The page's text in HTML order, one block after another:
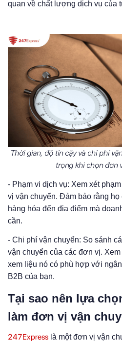
quan về chất lượng dịch vụ của
Thời gian, độ tin cậy và chi phí
trọng khi chọn đơn
- Phạm vi dịch vụ: Xem xét
vị vận chuyển. Đảm bảo rằng
hàng hóa đến địa điểm mà
cần.
- Chi phí vận chuyển: So sánh
vận chuyển của các đơn vị.
xem liệu nó có phù hợp với
B2B của bạn.
Tại sao nên lựa
làm đơn vị vận
247Express là một đơn vị vận